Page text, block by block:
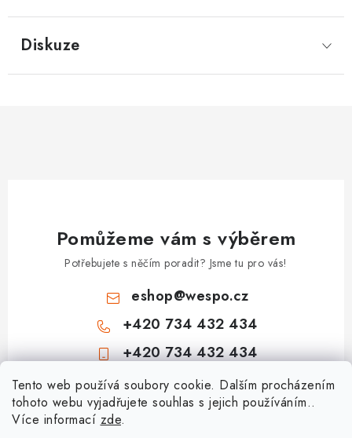
Tento web používá soubory cookie. Dalším procházením
tohoto webu vyjadřujete souhlas s jejich používáním..
Více informací zde.
Diskuze
Pomůžeme vám s výběrem
Potřebujete s něčím poradit? Jsme tu pro vás!
eshop@wespo.cz
+420 734 432 434
+420 734 432 434
Informace pro vás